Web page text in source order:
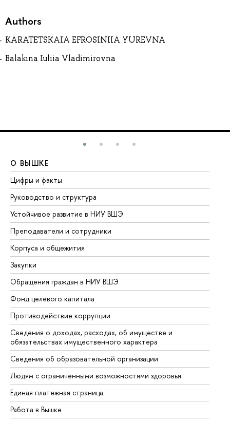
Authors
KARATETSKAIA EFROSINIIA YUREVNA
Balakina Iuliia Vladimirovna
О ВЫШКЕ
Цифры и факты
Руководство и структура
Устойчивое развитие в НИУ ВШЭ
Преподаватели и сотрудники
Корпуса и общежития
Закупки
Обращения граждан в НИУ ВШЭ
Фонд целевого капитала
Противодействие коррупции
Сведения о доходах, расходах, об имуществе и
обязательствах имущественного характера
Сведения об образовательной организации
Людям с ограниченными возможностями здоровья
Единая платежная страница
Работа в Вышке